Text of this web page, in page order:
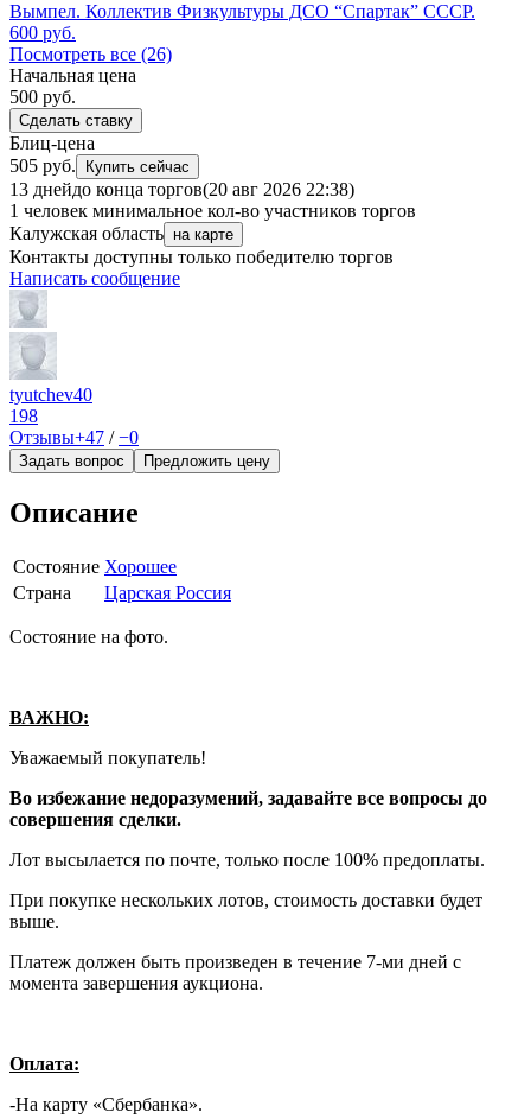
Вымпел. Коллектив Физкультуры ДСО “Спартак” СССР.
600 руб.
Посмотреть все (26)
Начальная цена
500 руб.
Сделать ставку
Блиц-цена
505 руб.
Купить сейчас
13 днейдо конца торгов(20 авг 2026 22:38)
1 человек минимальное кол-во участников торгов
Калужская область на карте
Контакты доступны только победителю торгов
Написать сообщение
tyutchev40
198
Отзывы+47 /−0
Задать вопрос Предложить цену
Описание
Состояние Хорошее
Страна
Царская Россия
Состояние на фото.
ВАЖНО:
Уважаемый покупатель!
Во избежание недоразумений, задавайте все вопросы до
совершения сделки.
Лот высылается по почте, только после 100% предоплаты.
При покупке нескольких лотов, стоимость доставки будет
выше.
Платеж должен быть произведен в течение 7-ми дней с
момента завершения аукциона.
Оплата:
-На карту «Сбербанка».